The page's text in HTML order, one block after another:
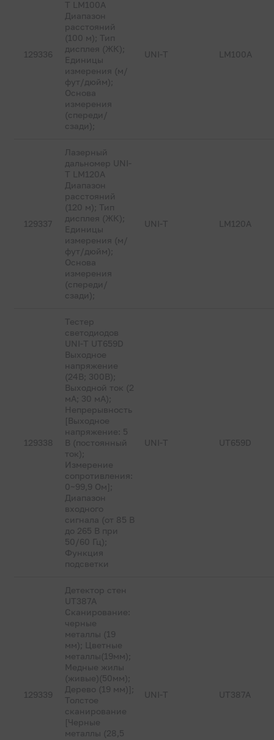
129336
T LM100A
Диапазон
расстояний
(100 м); Тип
дисплея (ЖК);
Единицы
измерения (м/
фут/дюйм);
Основа
измерения
(спереди/
сзади);
UNI-T LM100A
129337
Лазерный
дальномер UNI-
T LM120A
Диапазон
расстояний
(120 м); Тип
дисплея (ЖК);
Единицы
измерения (м/
фут/дюйм);
Основа
измерения
(спереди/
сзади);
UNI-T LM120A
129338
Тестер
светодиодов
UNI-T UT659D
Выходное
напряжение
(24В; 300В);
Выходной ток (2
мА; 30 мА);
Непрерывность
[Выходное
напряжение: 5
В (постоянный
ток);
Измерение
сопротивления:
0~99,9 Ом];
Диапазон
входного
сигнала (от 85 В
до 265 В при
50/60 Гц);
Функция
подсветки
UNI-T UT659D
129339
Детектор стен
UT387A
Сканирование:
черные
металлы (19
мм); Цветные
металлы(19мм);
Медные жилы
(живые)(50мм);
Дерево (19 мм)];
Толстое
сканирование
[Черные
металлы (28,5
UNI-T UT387A